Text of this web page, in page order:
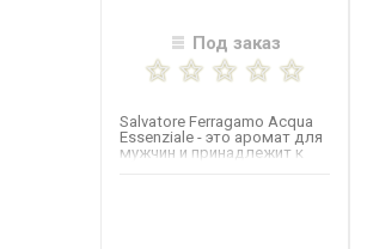
Под заказ
Salvatore Ferragamo Acqua
Essenziale​ - это аромат для
мужчин и принадлежит к